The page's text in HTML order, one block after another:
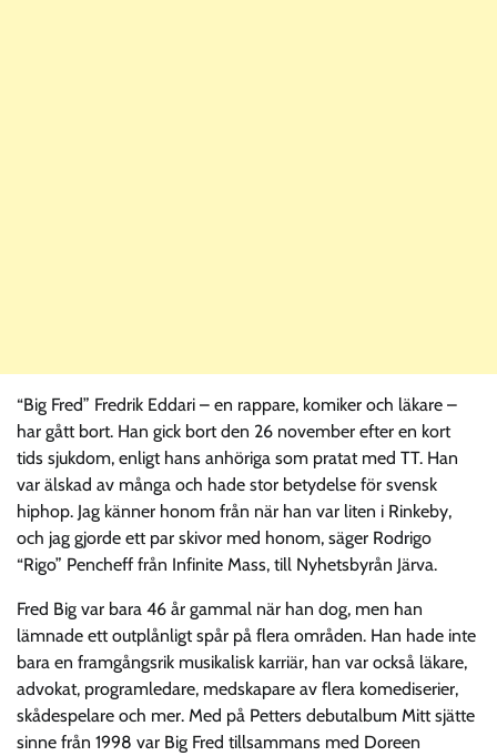
“Big Fred” Fredrik Eddari – en rappare, komiker och läkare –
har gått bort. Han gick bort den 26 november efter en kort
tids sjukdom, enligt hans anhöriga som pratat med TT. Han
var älskad av många och hade stor betydelse för svensk
hiphop. Jag känner honom från när han var liten i Rinkeby,
och jag gjorde ett par skivor med honom, säger Rodrigo
“Rigo” Pencheff från Infinite Mass, till Nyhetsbyrån Järva.
Fred Big var bara 46 år gammal när han dog, men han
lämnade ett outplånligt spår på flera områden. Han hade inte
bara en framgångsrik musikalisk karriär, han var också läkare,
advokat, programledare, medskapare av flera komediserier,
skådespelare och mer. Med på Petters debutalbum Mitt sjätte
sinne från 1998 var Big Fred tillsammans med Doreen